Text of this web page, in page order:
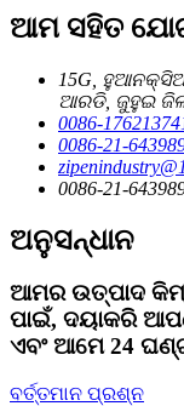
ଆମ ସହିତ
15G,
ଆରଡି, ଜୁହୁଇ
0086-
0086-21-
0086-21-
ଅନୁସନ୍ଧାନ
ଆମର ଉତ୍ପାଦ
ପାଇଁ, ଦୟାକରି
ଏବଂ ଆମେ 24
ବର୍ତ୍ତମାନ ପ୍ରଶ୍ନ